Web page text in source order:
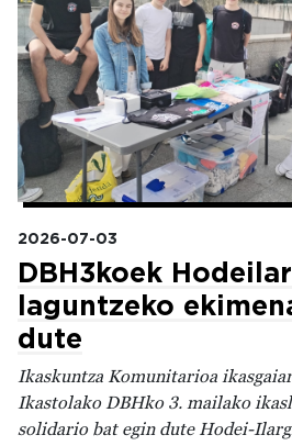
2026-07-03
DBH3koek
laguntzeko
dute
Ikaskuntza Komunitarioa
Ikastolako DBHko 3. mailako
solidario bat egin dute Hodei-